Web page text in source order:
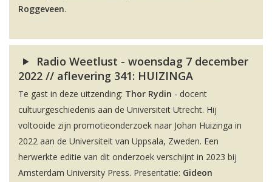
Roggeveen.
Radio Weetlust - woensdag 7 december
2022 // aflevering 341: HUIZINGA
Te gast in deze uitzending: Thor Rydin - docent
cultuurgeschiedenis aan de Universiteit Utrecht. Hij
voltooide zijn promotieonderzoek naar Johan Huizinga in
2022 aan de Universiteit van Uppsala, Zweden. Een
herwerkte editie van dit onderzoek verschijnt in 2023 bij
Amsterdam University Press. Presentatie: Gideon